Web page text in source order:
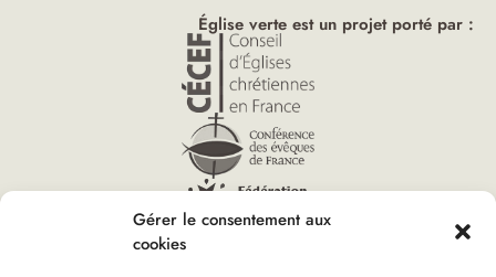
Gérer le consentement aux
cookies
Église verte est un projet porté par :